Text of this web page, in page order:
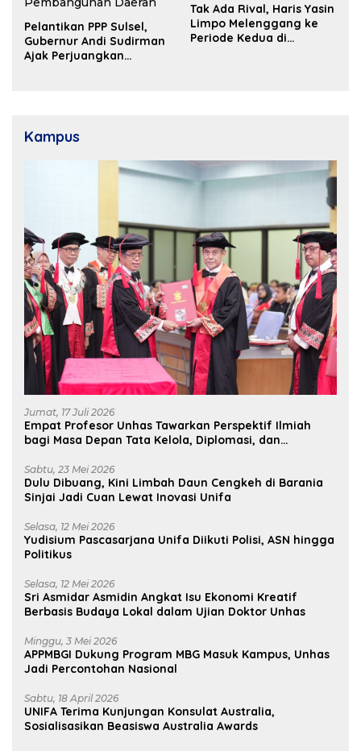
Pelantikan PPP Sulsel,
Gubernur Andi Sudirman
Ajak Perjuangkan
Tak Ada Rival, Haris Yasin
Limpo Melenggang ke
Periode Kedua di
Kampus
Jumat, 17 Juli 2026
Empat Profesor Unhas Tawarkan Perspektif Ilmiah
bagi Masa Depan Tata Kelola, Diplomasi, dan
Sabtu, 23 Mei 2026
Dulu Dibuang, Kini Limbah Daun Cengkeh di Barania
Sinjai Jadi Cuan Lewat Inovasi Unifa
Selasa, 12 Mei 2026
Yudisium Pascasarjana Unifa Diikuti Polisi, ASN hingga
Politikus
Selasa, 12 Mei 2026
Sri Asmidar Asmidin Angkat Isu Ekonomi Kreatif
Berbasis Budaya Lokal dalam Ujian Doktor Unhas
Minggu, 3 Mei 2026
APPMBGI Dukung Program MBG Masuk Kampus, Unhas
Jadi Percontohan Nasional
Sabtu, 18 April 2026
UNIFA Terima Kunjungan Konsulat Australia,
Sosialisasikan Beasiswa Australia Awards